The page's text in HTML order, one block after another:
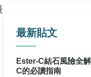
最新貼文
Ester-C結石風險全
C的必讀指南